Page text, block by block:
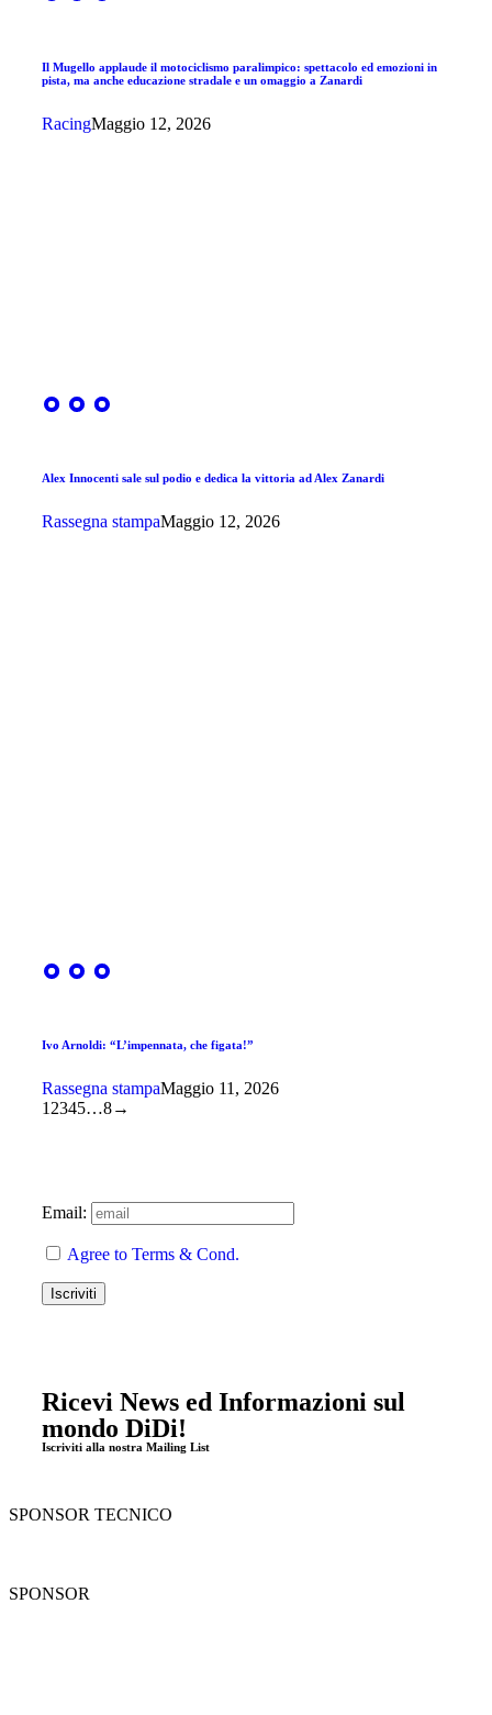
Il Mugello applaude il motociclismo paralimpico: spettacolo ed emozioni in
pista, ma anche educazione stradale e un omaggio a Zanardi
RacingMaggio 12, 2026
Alex Innocenti sale sul podio e dedica la vittoria ad Alex Zanardi
Rassegna stampaMaggio 12, 2026
Ivo Arnoldi: “L’impennata, che figata!”
Rassegna stampaMaggio 11, 2026
1 2345…8→
Ricevi News ed Informazioni sul
mondo DiDi!
Iscriviti alla nostra Mailing List
Email:
Agree to Terms & Cond.
SPONSOR TECNICO
SPONSOR